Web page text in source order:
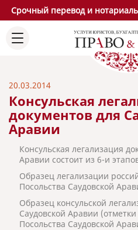
Срочный перевод и
20.03.2014
Консульская
документов для
Аравии
Консульская легализация
Аравии состоит из 6-и
Образец легализации
Посольства Саудовской
Образец консульской
Саудовской Аравии
Посольства Саудовской